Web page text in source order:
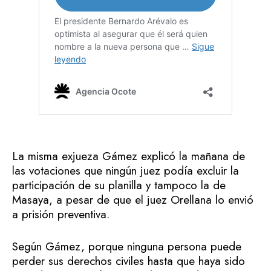
La misma exjueza Gámez explicó la mañana de
las votaciones que ningún juez podía excluir la
participación de su planilla y tampoco la de
Masaya, a pesar de que el juez Orellana lo envió
a prisión preventiva.
Según Gámez, porque ninguna persona puede
perder sus derechos civiles hasta que haya sido